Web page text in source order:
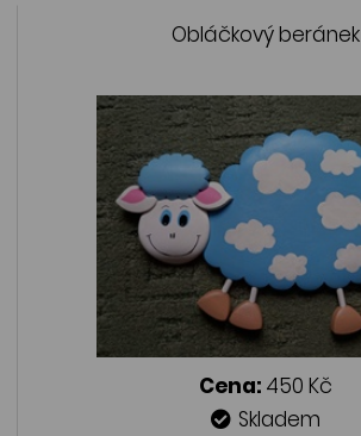
Obláčkový beránek
Cena: 450 Kč
Skladem